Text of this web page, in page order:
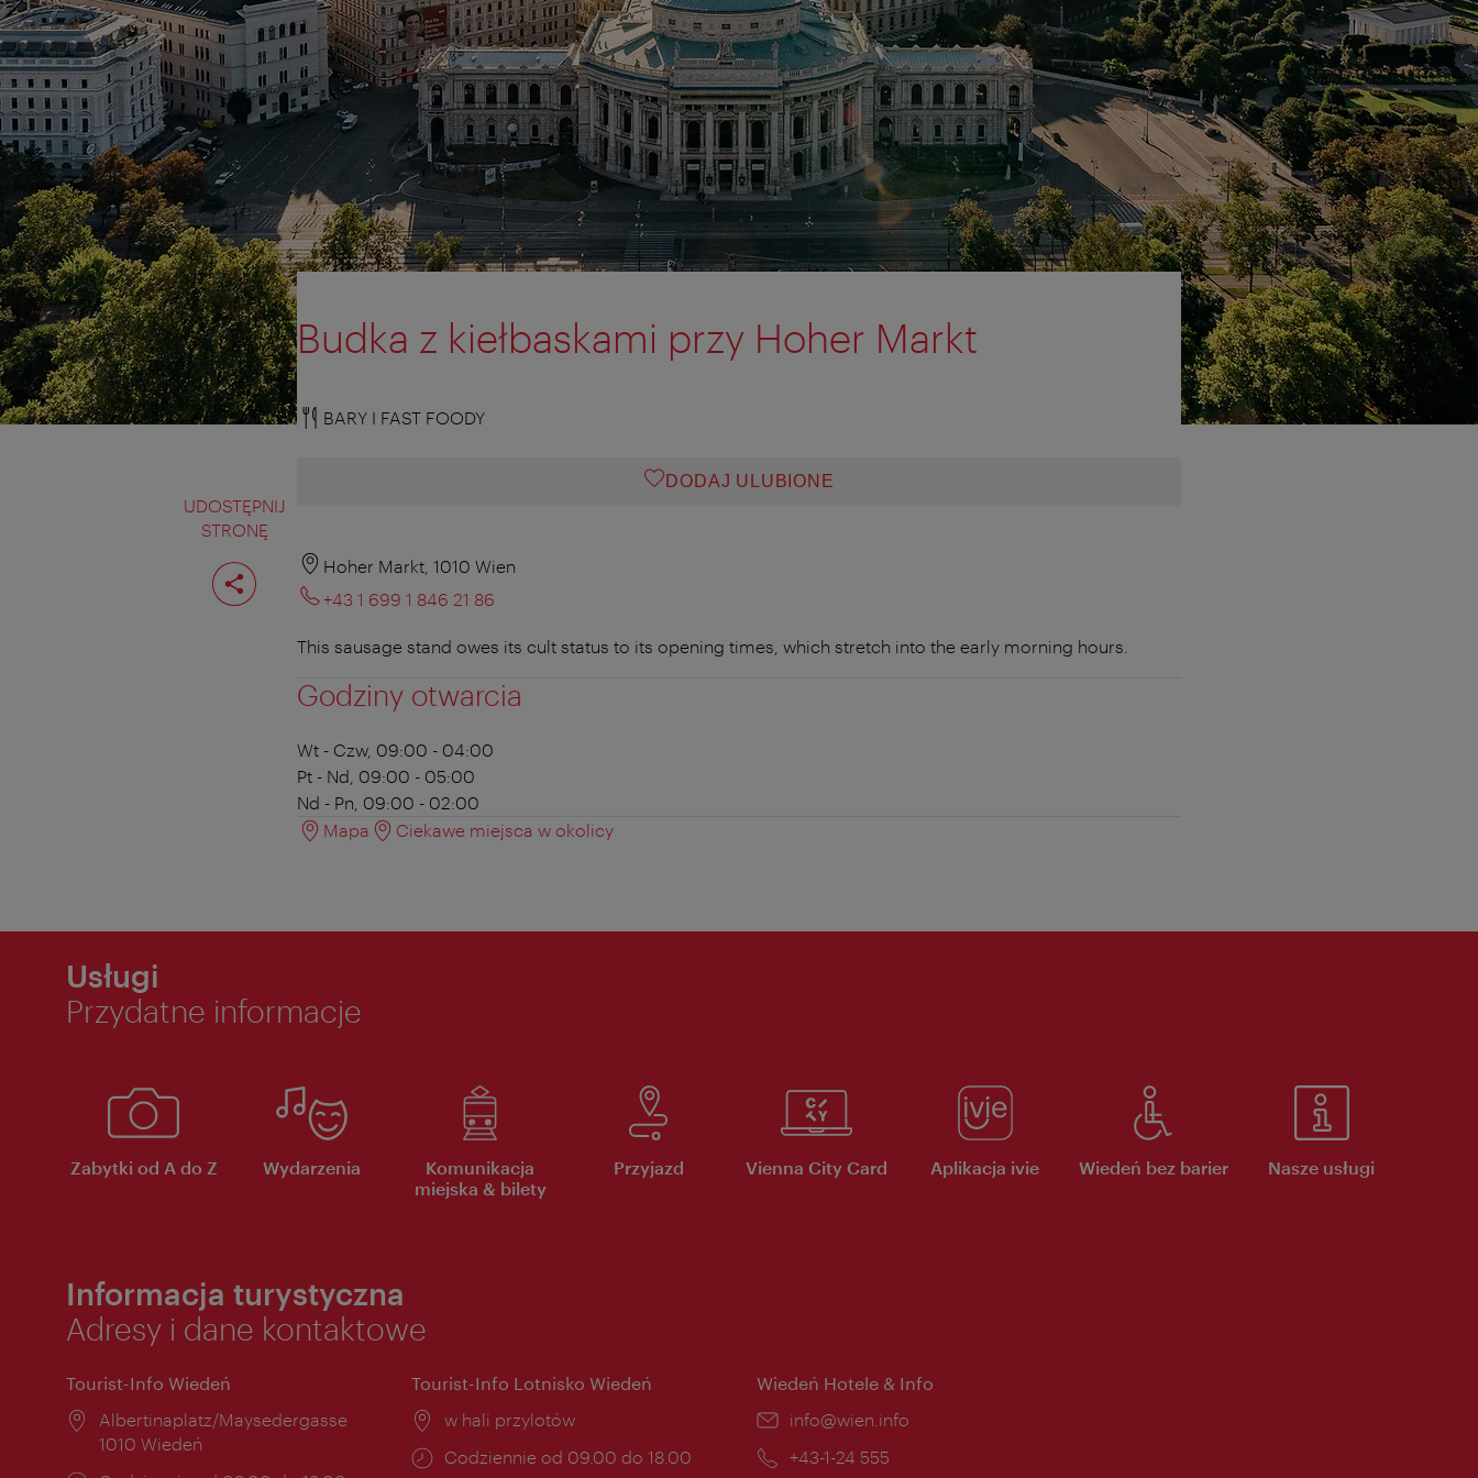
UDOSTĘPNIJ
STRONĘ
Podziel
stronę
Budka z kiełbaskami przy Hoher Markt
BARY I FAST FOODY
DODAJ ULUBIONE
Hoher Markt, 1010 Wien
+43 1 699 1 846 21 86
This sausage stand owes its cult status to its opening times, which stretch into the early morning hours.
Godziny otwarcia
Wt - Czw, 09:00 - 04:00
Pt - Nd, 09:00 - 05:00
Nd - Pn, 09:00 - 02:00
Mapa
Ciekawe miejsca w okolicy
Usługi
Przydatne informacje
Zabytki od A do Z Wydarzenia
Komunikacja
miejska & bilety
Przyjazd Vienna City Card Aplikacja ivie Wiedeń bez barier Nasze usługi
Informacja turystyczna
Adresy i dane kontaktowe
Tourist-Info Wiedeń
Miejsce:
Albertinaplatz/Maysedergasse
1010 Wiedeń
Tourist-Info Lotnisko Wiedeń
Miejsce:
w hali przylotów
Godziny
Codziennie od 09.00 do 18.00
Wiedeń Hotele & Info
E-
info@wien.info
Telefon:
+43-1-24 555